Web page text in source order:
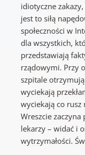
idiotyczne
jest to siłą
społeczności w
dla wszystkich,
przedstawiają
rządowymi. Przy
szpitale otrzymują
wyciekają
wyciekają co
Wreszcie
lekarzy – widać i
wytrzymałości.